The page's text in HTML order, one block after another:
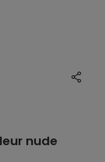
nude